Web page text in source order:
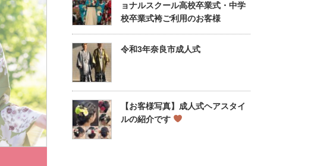
ョナルスクール高校卒業式・中学
校卒業式袴ご利用のお客様
令和3年奈良市成人式
【お客様写真】成人式ヘアスタイ
ルの紹介です